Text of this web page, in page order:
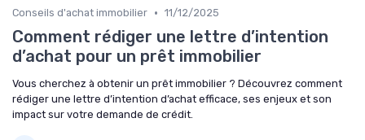
Conseils d'achat immobilier • 11/12/2025
Comment rédiger une lettre d’intention
d’achat pour un prêt immobilier
Vous cherchez à obtenir un prêt immobilier ? Découvrez comment
rédiger une lettre d’intention d’achat efficace, ses enjeux et son
impact sur votre demande de crédit.